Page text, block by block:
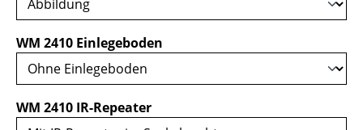
WM 2410 Einlegeboden
WM 2410 IR-Repeaterauswählen